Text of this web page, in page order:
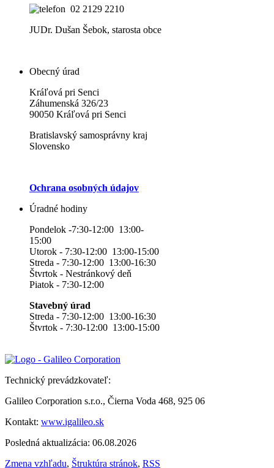
02 2129 2210
JUDr. Dušan Šebok, starosta obce
Obecný úrad
Kráľová pri Senci
Záhumenská 326/23
90050 Kráľová pri Senci
Bratislavský samosprávny kraj
Slovensko
Ochrana osobných údajov
Úradné hodiny
Pondelok -7:30-12:00 13:00-
15:00
Utorok - 7:30-12:00 13:00-15:00
Streda - 7:30-12:00 13:00-16:30
Štvrtok - Nestránkový deň
Piatok - 7:30-12:00
Stavebný úrad
Streda - 7:30-12:00 13:00-16:30
Štvrtok - 7:30-12:00 13:00-15:00
Technický prevádzkovateľ:
Galileo Corporation s.r.o., Čierna Voda 468, 925 06
Kontakt: www.igalileo.sk
Posledná aktualizácia: 06.08.2026
Zmena vzhľadu, Štruktúra stránok, RSS